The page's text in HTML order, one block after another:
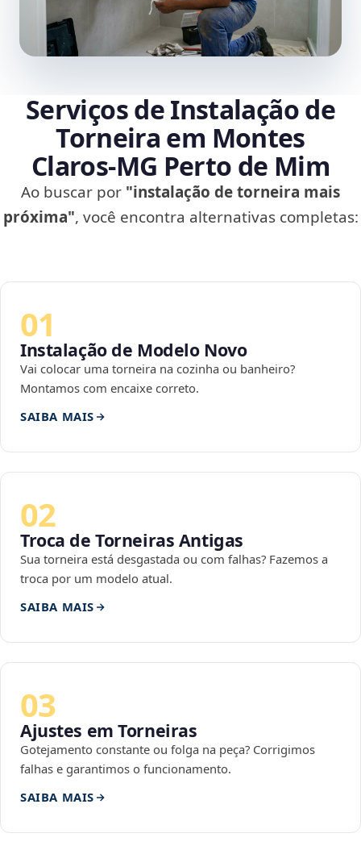
Serviços de Instalação de
Torneira em Montes
Claros‑MG Perto de Mim
Ao buscar por "instalação de torneira mais
próxima", você encontra alternativas completas:
01
Instalação de Modelo Novo
Vai colocar uma torneira na cozinha ou banheiro?
Montamos com encaixe correto.
SAIBA MAIS
02
Troca de Torneiras Antigas
Sua torneira está desgastada ou com falhas? Fazemos a
troca por um modelo atual.
SAIBA MAIS
03
Ajustes em Torneiras
Gotejamento constante ou folga na peça? Corrigimos
falhas e garantimos o funcionamento.
SAIBA MAIS